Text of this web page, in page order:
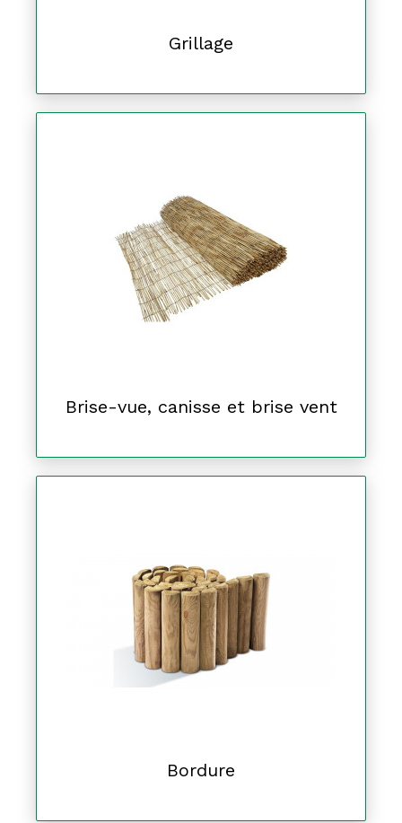
Grillage
Brise-vue, canisse et brise vent
Bordure